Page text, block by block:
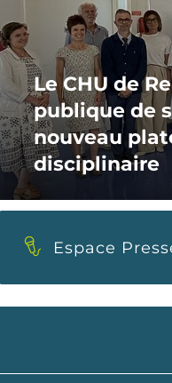
Le CHU de
publique de
nouveau
disciplinaire
Espace